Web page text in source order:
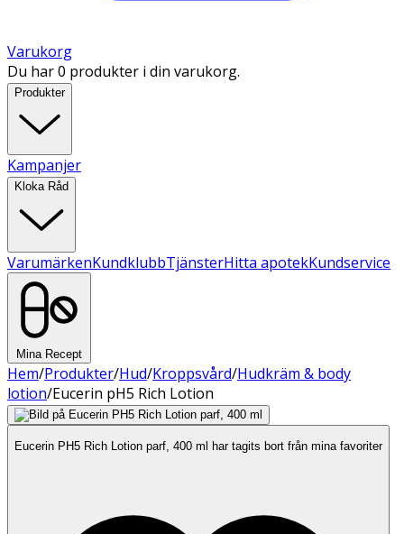
Varukorg
Du har 0 produkter i din varukorg.
Produkter
Kampanjer
Kloka Råd
VarumärkenKundklubbTjänsterHitta apotekKundservice
Mina Recept
Hem/Produkter/Hud/Kroppsvård/Hudkräm & body
lotion/Eucerin pH5 Rich Lotion
Eucerin PH5 Rich Lotion parf, 400 ml har tagits bort från mina favoriter